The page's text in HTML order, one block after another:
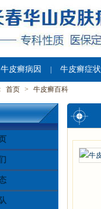
牛皮癣病因 牛皮癣症状
首页 > 牛皮癣百科